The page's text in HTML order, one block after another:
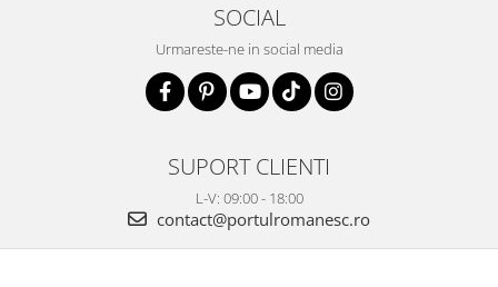
SOCIAL
Urmareste-ne in social media
SUPORT CLIENTI
L-V: 09:00 - 18:00
contact@portulromanesc.ro